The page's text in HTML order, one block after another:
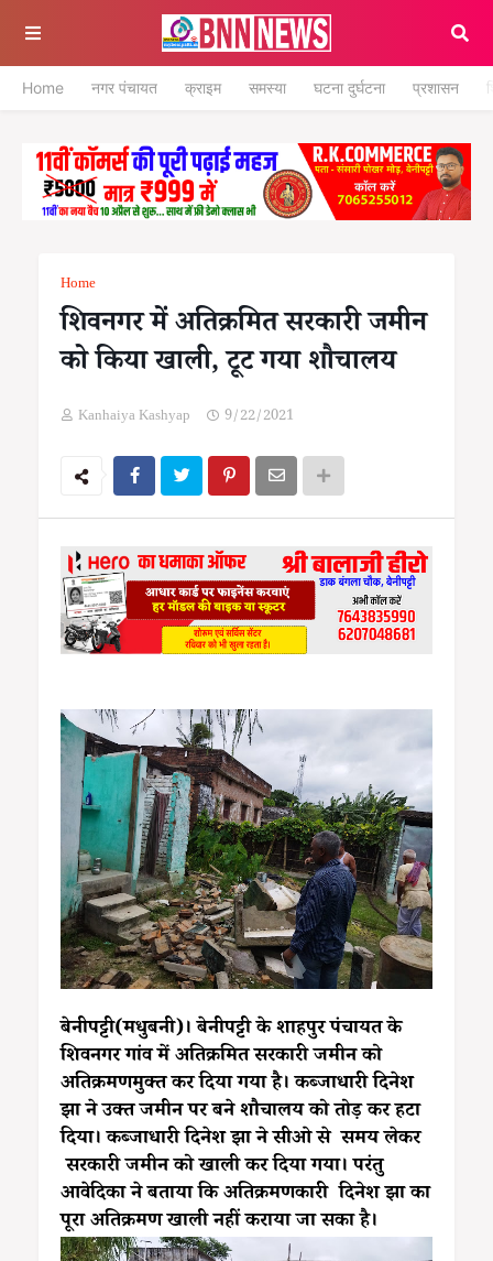
Home नगर पंचायत क्राइम समस्या घटना दुर्घटना प्रशासन
Home
शिवनगर में अतिक्रमित सरकारी जमीन
को किया खाली, टूट गया शौचालय
Kanhaiya Kashyap 9/22/2021
बेनीपट्टी(मधुबनी)। बेनीपट्टी के शाहपुर पंचायत के
शिवनगर गांव में अतिक्रमित सरकारी जमीन को
अतिक्रमणमुक्त कर दिया गया है। कब्जाधारी दिनेश
झा ने उक्त जमीन पर बने शौचालय को तोड़ कर हटा
दिया। कब्जाधारी दिनेश झा ने सीओ से समय लेकर
सरकारी जमीन को खाली कर दिया गया। परंतु
आवेदिका ने बताया कि अतिक्रमणकारी दिनेश झा का
पूरा अतिक्रमण खाली नहीं कराया जा सका है।